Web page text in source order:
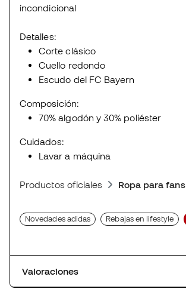
incondicional
Detalles:
Corte clásico
Cuello redondo
Escudo del FC Bayern
Composición:
70% algodón y 30% poliéster
Cuidados:
Lavar a máquina
Productos oficiales Ropa para fans
Novedades adidas Rebajas en lifestyle
Valoraciones